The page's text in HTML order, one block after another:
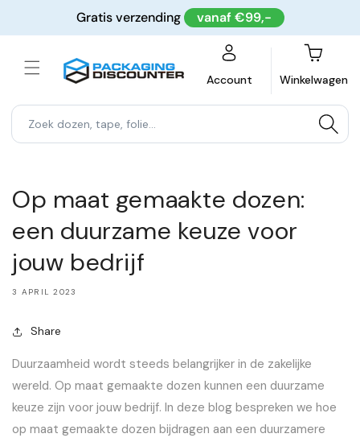
content
Gratis verzending vanaf €99,-
Account Winkelwagen
Op maat gemaakte dozen:
een duurzame keuze voor
jouw bedrijf
3 APRIL 2023
Share
Duurzaamheid wordt steeds belangrijker in de zakelijke
wereld. Op maat gemaakte dozen kunnen een duurzame
keuze zijn voor jouw bedrijf. In deze blog bespreken we hoe
op maat gemaakte dozen bijdragen aan een duurzamere